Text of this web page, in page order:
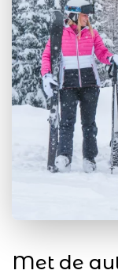
Met de